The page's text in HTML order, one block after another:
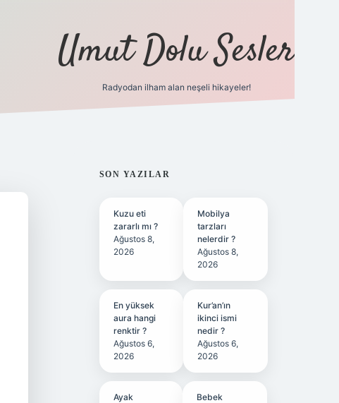
Umut Dolu Sesler
Radyodan ilham alan neşeli hikayeler!
SIDEBAR
SON YAZILAR
Kuzu eti
zararlı mı ?
Ağustos 8,
2026
Mobilya
tarzları
nelerdir ?
Ağustos 8,
2026
En yüksek
aura hangi
renktir ?
Ağustos 6,
2026
Kur’an’ın
ikinci ismi
nedir ?
Ağustos 6,
2026
Ayak
Bebek